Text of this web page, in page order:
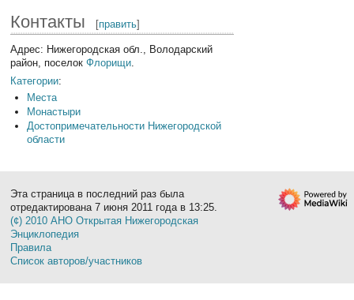
Контакты [править]
Адрес: Нижегородская обл., Володарский
район, поселокФлорищи
Категории:
Места
Монастыри
Достопримечательности Нижегородской
области
Эта страница в последний раз была
отредактирована 7 июня 2011 года в 13:25.
(¢) 2010 АНО Открытая Нижегородская
Энциклопедия
Правила
Список авторов/участников